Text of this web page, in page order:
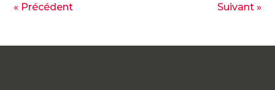
« Précédent Suivant »